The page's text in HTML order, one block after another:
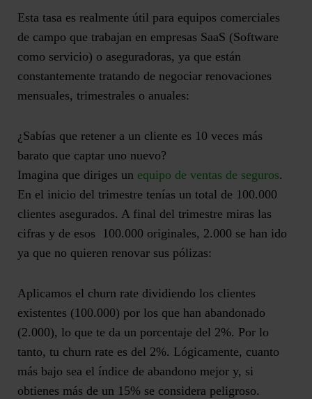
Esta tasa es realmente útil para equipos comerciales
de campo que trabajan en empresas SaaS (Software
como servicio) o aseguradoras, ya que están
constantemente tratando de negociar renovaciones
mensuales, trimestrales o anuales:
¿Sabías que retener a un cliente es 10 veces más
barato que captar uno nuevo?
Imagina que diriges un equipo de ventas de seguros.
En el inicio del trimestre tenías un total de 100.000
clientes asegurados. A final del trimestre miras las
cifras y de esos 100.000 originales, 2.000 se han ido
ya que no quieren renovar sus pólizas:
Aplicamos el churn rate dividiendo los clientes
existentes (100.000) por los que han abandonado
(2.000), lo que te da un porcentaje del 2%. Por lo
tanto, tu churn rate es del 2%. Lógicamente, cuanto
más bajo sea el índice de abandono mejor y, si
obtienes más de un 15% se considera peligroso.